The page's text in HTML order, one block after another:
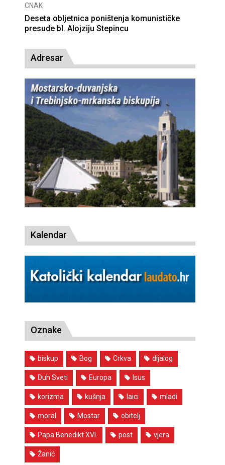
CNAK
Deseta obljetnica poništenja komunističke
presude bl. Alojziju Stepincu
Adresar
Kalendar
Oznake
biskup Bog Crkva dijalog
Duh Sveti Europa Isus
korizma kušnja laici mladi
moral Mostar obitelj
Papa Benedikt XVI. post vjera
Žanić